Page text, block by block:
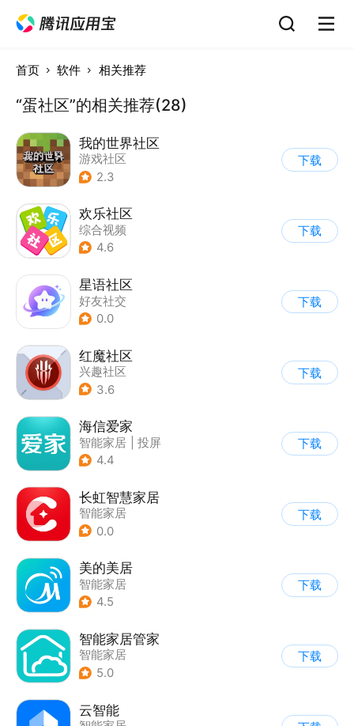
首页 软件 相关推荐
“蛋社区”的相关推荐(28)
我的世界社区
游戏社区
2.3
下载
欢乐社区
综合视频
4.6
下载
星语社区
好友社交
0.0
下载
红魔社区
兴趣社区
3.6
下载
海信爱家
智能家居
投屏
4.4
下载
长虹智慧家居
智能家居
0.0
下载
美的美居
智能家居
4.5
下载
智能家居管家
智能家居
5.0
下载
云智能